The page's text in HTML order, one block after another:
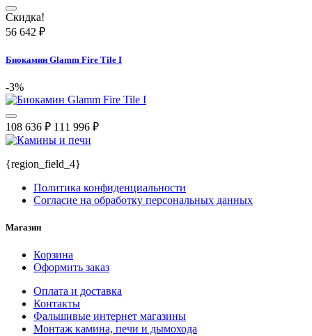
Скидка!
56 642 ₽
Биокамин Glamm Fire Tile I
-3%
108 636 ₽ 111 996 ₽
{region_field_4}
Политика конфиденциальности
Согласие на обработку персональных данных
Магазин
Корзина
Оформить заказ
Оплата и доставка
Контакты
Фальшивые интернет магазины
Монтаж камина, печи и дымохода